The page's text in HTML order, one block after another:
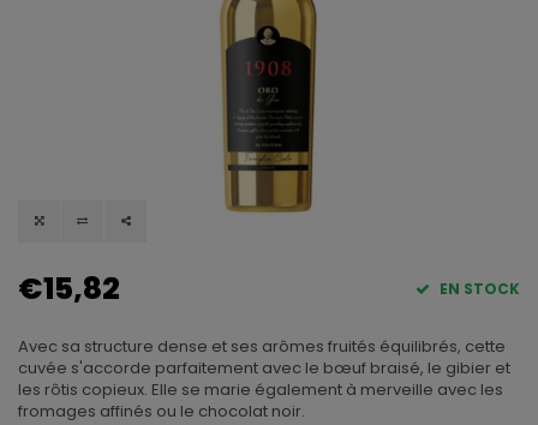
€15,82 EN STOCK
Avec sa structure dense et ses arômes fruités équilibrés, cette
cuvée s'accorde parfaitement avec le bœuf braisé, le gibier et
les rôtis copieux. Elle se marie également à merveille avec les
fromages affinés ou le chocolat noir.